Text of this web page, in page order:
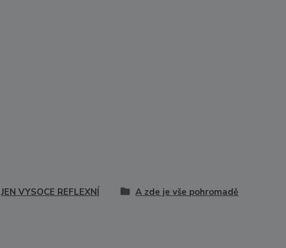
JEN VYSOCE REFLEXNÍ
A zde je vše pohromadě